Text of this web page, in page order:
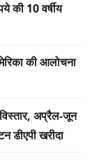
की 10 वर्षीय
की आलोचना
अप्रैल-जून
डीएपी खरीदा